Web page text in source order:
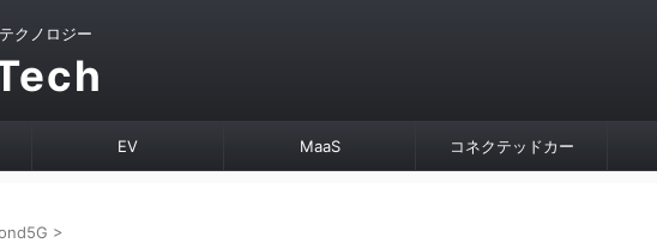
クノロジー
EV MaaS コネクテッドカー
>